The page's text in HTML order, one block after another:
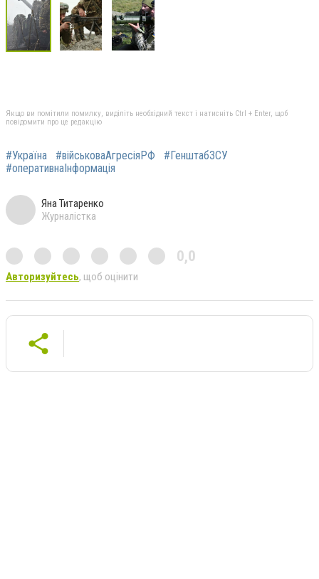
Якщо ви помітили помилку, виділіть необхідний текст і натисніть Ctrl + Enter, щоб
повідомити про це редакцію
#Україна #військоваАгресіяРФ
#ГенштабЗСУ
#оперативнаІнформація
Яна Титаренко
Журналістка
0,0
Авторизуйтесь, щоб оцінити